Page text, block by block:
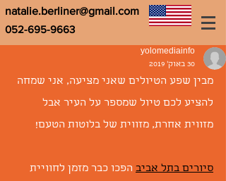
052-695-9663
natalie.berliner@gmail.com
yolomediainfo
30 באוק׳ 2019
מבין שפע הטיולים שאני מציעה, אני שמחה
להציע לכם טיול שמספר על העיר אבל
מזווית אחרת, מזווית של בלוטות הטעם!
סיורים בתל אביב הפכו כבר מזמן לחוויית